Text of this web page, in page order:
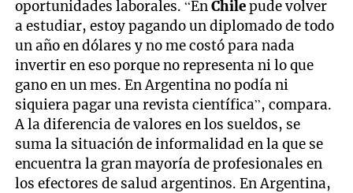
oportunidades laborales. “EnChilepude volver
a estudiar, estoy pagando un diplomado de todo
un año en dólares y no me costó para nada
invertir en eso porque no representa ni lo que
gano en un mes. En Argentina no podía ni
siquiera pagar una revista científica”, compara.
A la diferencia de valores en los sueldos, se
suma la situación de informalidad en la que se
encuentra la gran mayoría de profesionales en
los efectores de salud argentinos. En Argentina,